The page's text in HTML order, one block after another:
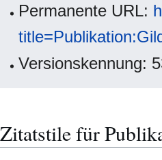
Permanente URL:
Versionskennung:
Zitatstile für